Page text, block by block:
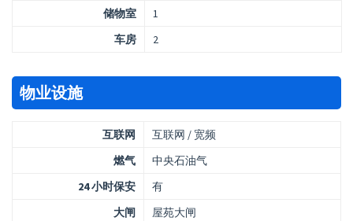
储物室
1
车房
2
物业设施
互联网
互联网 / 宽频
燃气
中央石油气
24 小时保安
有
大闸
屋苑大闸